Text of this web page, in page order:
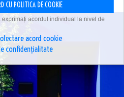
CU POLITICA DE COOKIE
exprimați acordul individual la nivel de
acord cookie
confidențialitate